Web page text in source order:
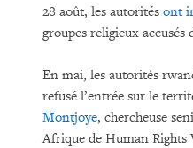
28 août, les autorités ont
groupes religieux
En mai, les autorités
refusé l’entrée sur le
Montjoye, chercheuse
Afrique de Human Rights